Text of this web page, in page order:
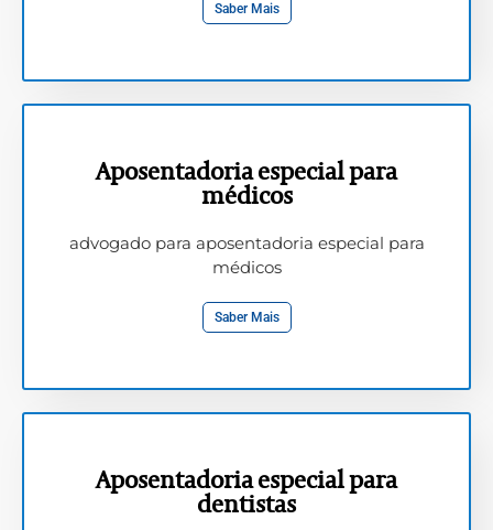
Saber Mais
Aposentadoria especial para
médicos
advogado para aposentadoria especial para
médicos
Saber Mais
Aposentadoria especial para
dentistas